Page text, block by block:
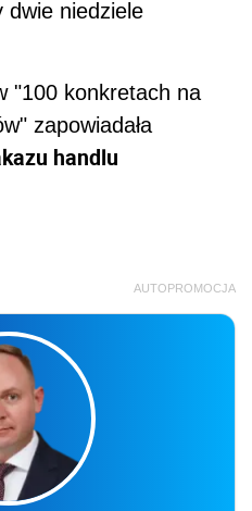
dwie niedziele
"100 konkretach na
zapowiadała
handlu
AUTOPROMOCJA